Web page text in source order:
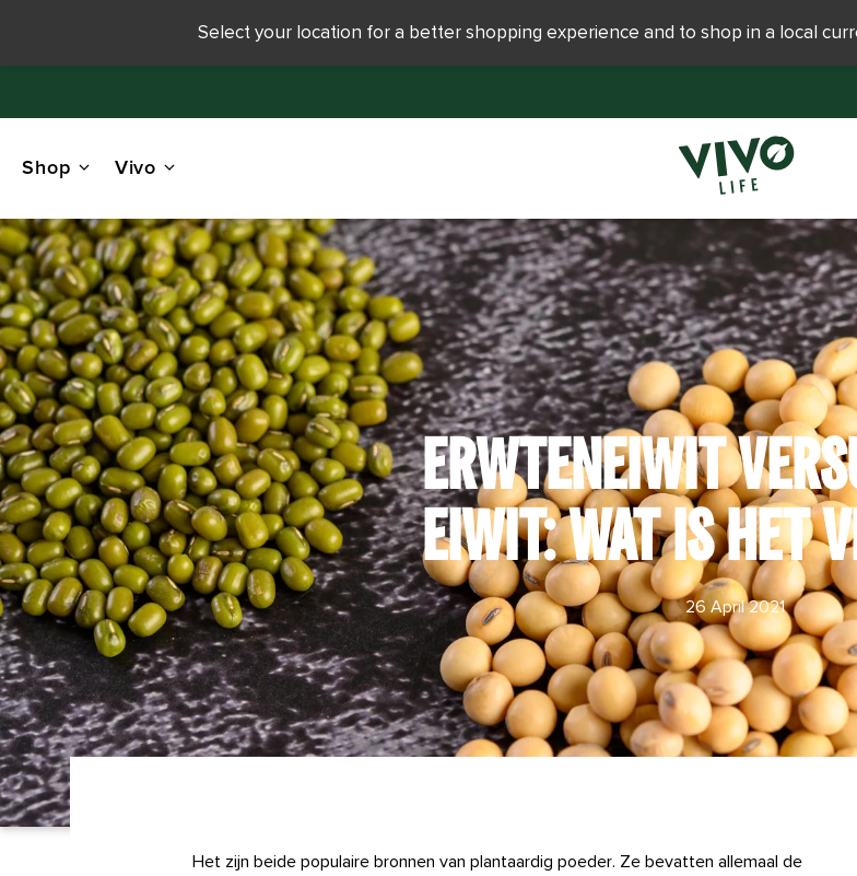
Shop Vivo
ERWTENEIWIT
EIWIT: WAT IS HET
26 April 2021
Het zijn beide populaire bronnen van plantaardig poeder. Ze bevatten allemaal de
Select your location for a better shopping experience and to shop in a local